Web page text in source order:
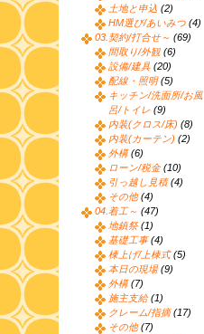
土地と申込 (2)
HM選び/あいみつ (4)
03.契約/打合せ～ (69)
間取り/外観 (6)
設備/建具 (20)
配線・照明(5)
キッチン/洗面所/お風
呂/トイレ (9)
内装(クロス/床) (8)
内装(カーテン) (2)
外構(6)
ローン/税金(10)
引っ越し見積(4)
その他 (4)
04.着工～ (47)
地鎮祭 (1)
基礎工事(4)
棟上げ/上棟式(5)
本日の現場(9)
外構(7)
施主支給(1)
クレーム/指摘(17)
その他 (7)